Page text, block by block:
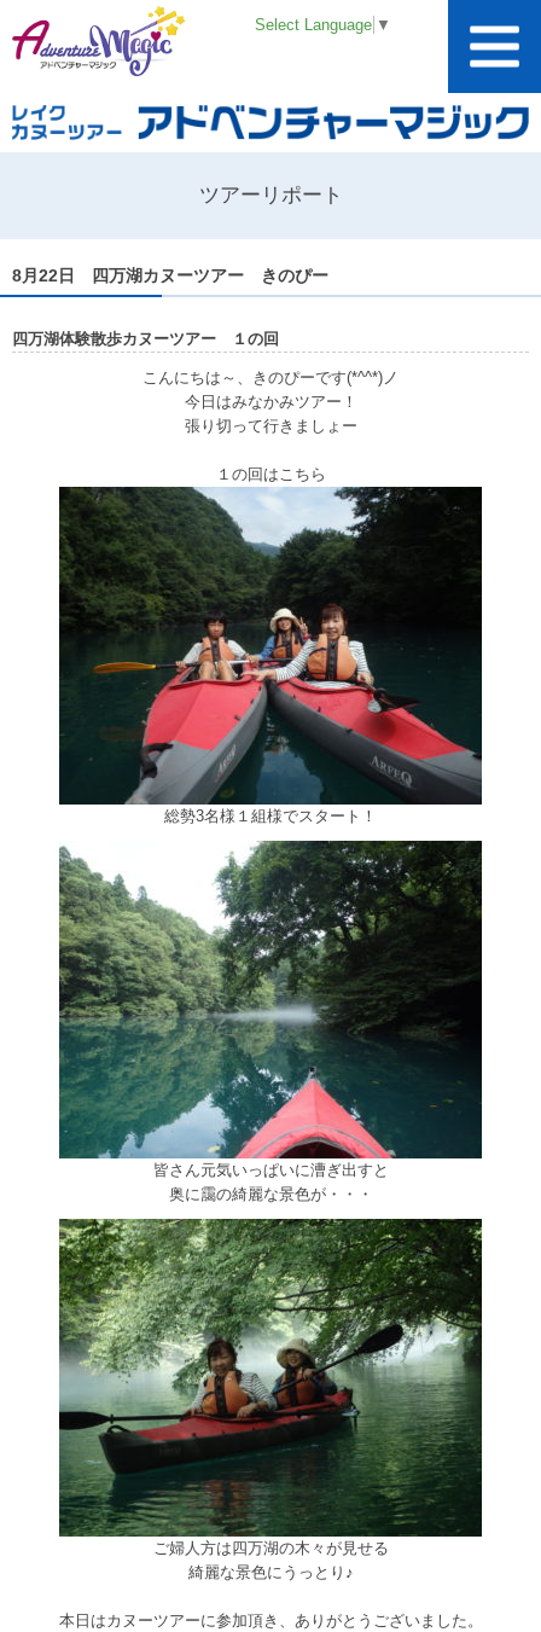
Select Language ▼
ツアーリポート
8月22日 四万湖カヌーツアー きのぴー
四万湖体験散歩カヌーツアー １の回
こんにちは～、きのぴーです(*^^*)ノ
今日はみなかみツアー！
張り切って行きましょー
１の回はこちら
総勢3名様１組様でスタート！
皆さん元気いっぱいに漕ぎ出すと
奥に靄の綺麗な景色が・・・
ご婦人方は四万湖の木々が見せる
綺麗な景色にうっとり♪
本日はカヌーツアーに参加頂き、ありがとうございました。